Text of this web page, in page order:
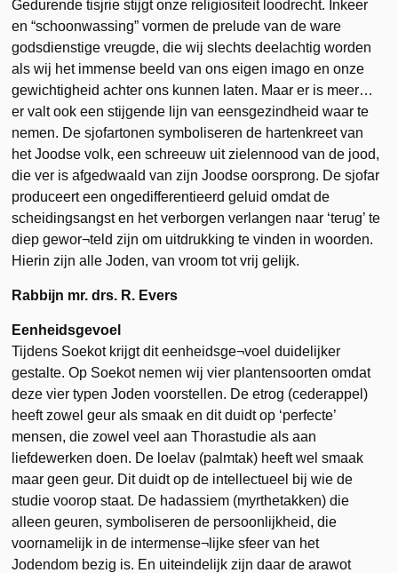
Gedurende tisjrie stijgt onze religiositeit loodrecht. Inkeer
en “schoonwassing” vormen de prelude van de ware
godsdienstige vreugde, die wij slechts deelachtig worden
als wij het immense beeld van ons eigen imago en onze
gewichtigheid achter ons kunnen laten. Maar er is meer…
er valt ook een stijgende lijn van eensgezindheid waar te
nemen. De sjofartonen symboliseren de hartenkreet van
het Joodse volk, een schreeuw uit zielennood van de jood,
die ver is afgedwaald van zijn Joodse oorsprong. De sjofar
produceert een ongedifferentieerd geluid omdat de
scheidingsangst en het verborgen verlangen naar ‘terug’ te
diep gewor¬teld zijn om uitdrukking te vinden in woorden.
Hierin zijn alle Joden, van vroom tot vrij gelijk.
Rabbijn mr. drs. R. Evers
Eenheidsgevoel
Tijdens Soekot krijgt dit eenheidsge¬voel duidelijker
gestalte. Op Soekot nemen wij vier plantensoorten omdat
deze vier typen Joden voorstellen. De etrog (cederappel)
heeft zowel geur als smaak en dit duidt op ‘perfecte’
mensen, die zowel veel aan Thorastudie als aan
liefdewerken doen. De loelav (palmtak) heeft wel smaak
maar geen geur. Dit duidt op de intellectueel bij wie de
studie voorop staat. De hadassiem (myrthetakken) die
alleen geuren, symboliseren de persoonlijkheid, die
voornamelijk in de intermense¬lijke sfeer van het
Jodendom bezig is. En uiteindelijk zijn daar de arawot